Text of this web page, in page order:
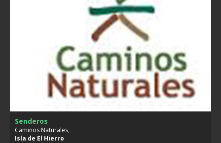
Senderos
Caminos Naturales,
Isla de El Hierro